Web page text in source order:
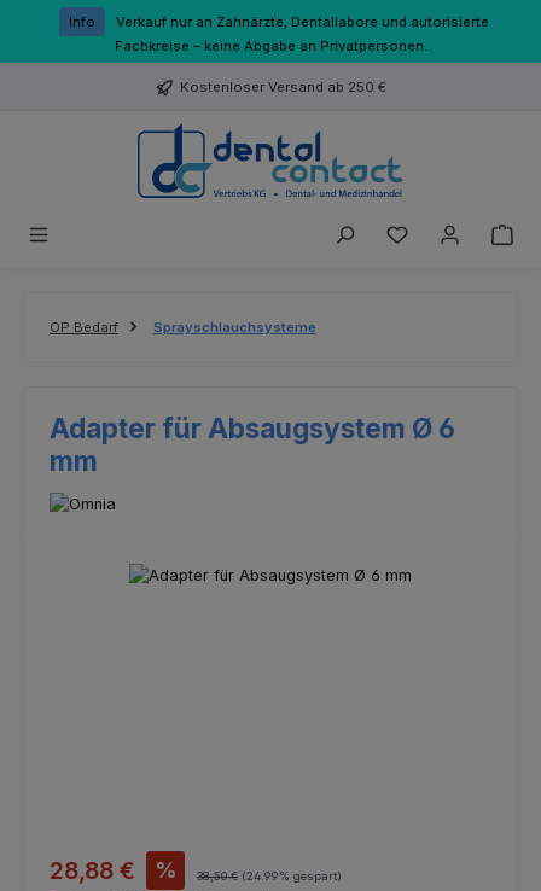
Zum Hauptinhalt springen
Info
Verkauf nur an Zahnärzte, Dentallabore und autorisierte
Fachkreise – keine Abgabe an Privatpersonen.
Kostenloser Versand ab 250 €
Du hast 0
OP Bedarf Sprayschlauchsysteme
Adapter für Absaugsystem Ø 6
mm
Bildergalerie überspringen
Verkaufspreis:
28,88 € % Regulärer Preis:
38,50 € (24.99% gespart)